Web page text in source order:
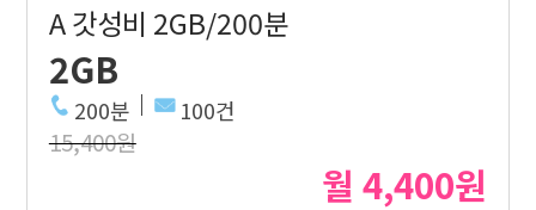
A 갓성비 2GB/200분
2GB
200분 100건
15,400원
월 4,400원